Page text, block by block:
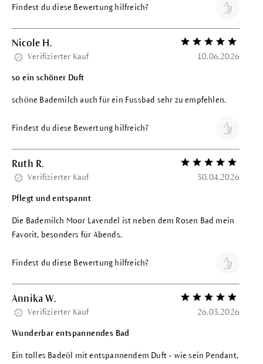
Findest du diese Bewertung hilfreich?
Nicole H. Bewertung mit 5
Verifizierter Kauf 10.06.2026
so ein schöner Duft
schöne Bademilch auch für ein Fussbad sehr zu empfehlen.
Findest du diese Bewertung hilfreich?
Ruth R. Bewertung mit 5
Verifizierter Kauf 30.04.2026
Pflegt und entspannt
Die Bademilch Moor Lavendel ist neben dem Rosen Bad mein
Favorit, besonders für Abends.
Findest du diese Bewertung hilfreich?
Annika W. Bewertung mit 5
Verifizierter Kauf 26.03.2026
Wunderbar entspannendes Bad
Ein tolles Badeöl mit entspannendem Duft - wie sein Pendant,